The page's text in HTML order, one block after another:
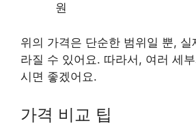
원
위의 가격은 단순한 범위일 뿐,
라질 수 있어요. 따라서, 여러 세
시면 좋겠어요.
가격 비교 팁